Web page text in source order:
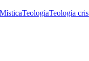
MísticaTeologíaTeología